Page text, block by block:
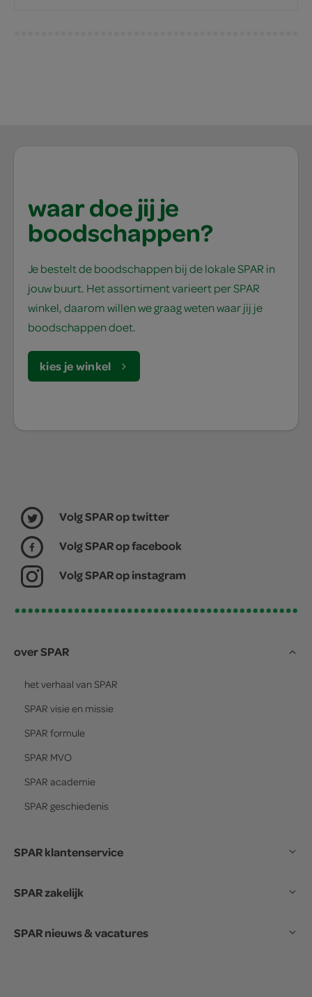
waar doe jij je
boodschappen?
Je bestelt de boodschappen bij de lokale SPAR in
jouw buurt. Het assortiment varieert per SPAR
winkel, daarom willen we graag weten waar jij je
boodschappen doet.
kies je winkel
Volg SPAR op twitter
Volg SPAR op facebook
Volg SPAR op instagram
over SPAR
het verhaal van SPAR
SPAR visie en missie
SPAR formule
SPAR MVO
SPAR academie
SPAR geschiedenis
SPAR klantenservice
SPAR zakelijk
SPAR nieuws & vacatures